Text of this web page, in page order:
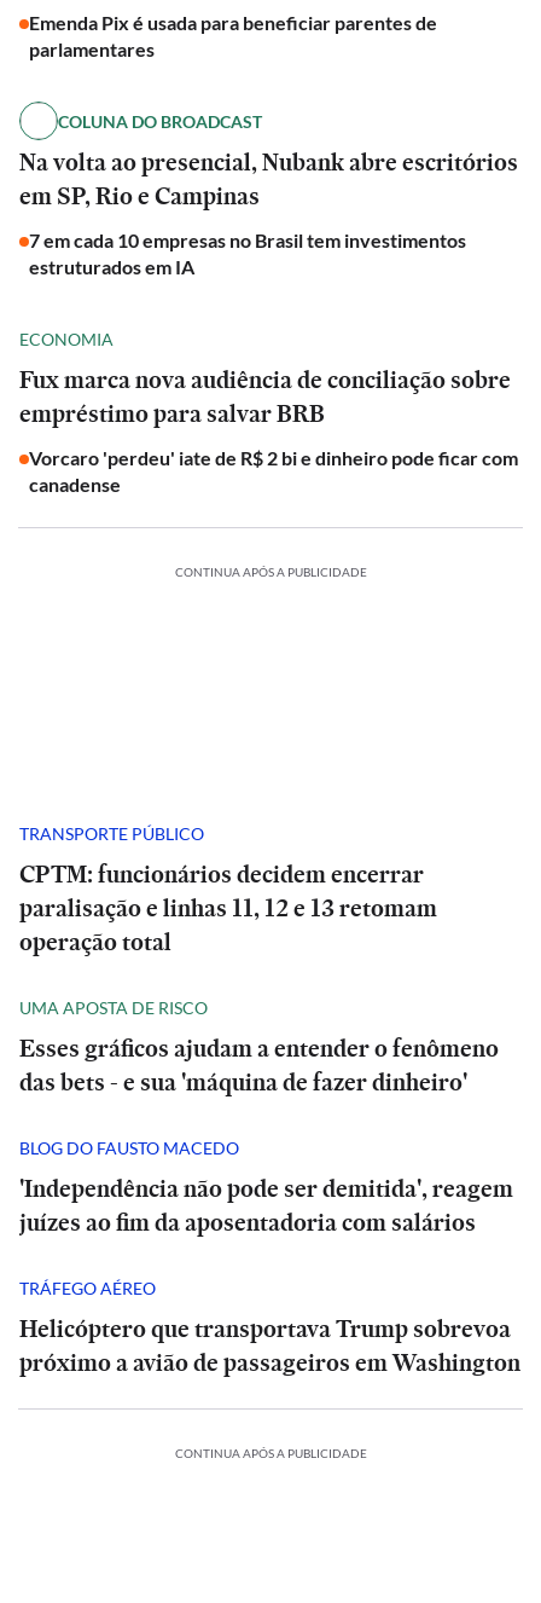
Emenda Pix é usada para beneficiar parentes de
parlamentares
COLUNA DO BROADCAST
Na volta ao presencial, Nubank abre escritórios
em SP, Rio e Campinas
7 em cada 10 empresas no Brasil tem investimentos
estruturados em IA
ECONOMIA
Fux marca nova audiência de conciliação sobre
empréstimo para salvar BRB
Vorcaro 'perdeu' iate de R$ 2 bi e dinheiro pode ficar com
canadense
CONTINUA APÓS A PUBLICIDADE
TRANSPORTE PÚBLICO
CPTM: funcionários decidem encerrar
paralisação e linhas 11, 12 e 13 retomam
operação total
UMA APOSTA DE RISCO
Esses gráficos ajudam a entender o fenômeno
das bets - e sua 'máquina de fazer dinheiro'
BLOG DO FAUSTO MACEDO
'Independência não pode ser demitida', reagem
juízes ao fim da aposentadoria com salários
TRÁFEGO AÉREO
Helicóptero que transportava Trump sobrevoa
próximo a avião de passageiros em Washington
CONTINUA APÓS A PUBLICIDADE